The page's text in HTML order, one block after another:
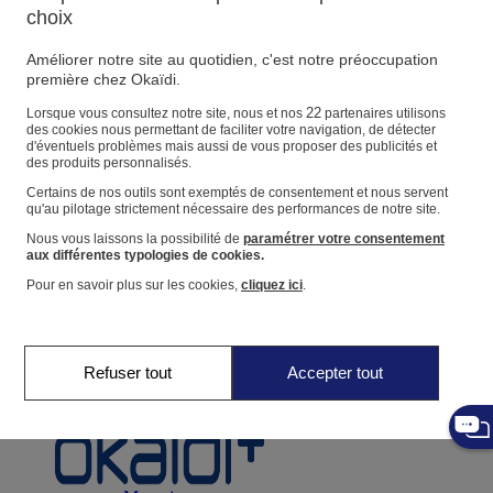
Suivre une commande
Favoris
Naissance0-12 mois
Livraison
Retour
Bébé fille3 mois - 5 ans
choix
Améliorer notre site au quotidien, c'est notre préoccupation
première chez Okaïdi.
Lorsque vous consultez notre site, nous et nos 22partenaires utilisons
des cookies nous permettant de faciliter votre navigation, de détecter
d'éventuels problèmes mais aussi de vous proposer des publicités et
des produits personnalisés.
Certains de nos outils sont exemptés de consentement et nous servent
qu'au pilotage strictement nécessaire des performances de notre site.
Nous vous laissons la possibilité de paramétrer votre consentement
aux différentes typologies de cookies.
Pour en savoir plus sur les cookies, cliquez ici.
Refuser tout Accepter tout